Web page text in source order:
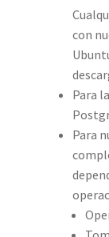
con
Para
Para